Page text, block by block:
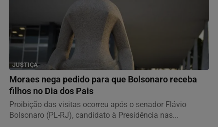
JUSTIÇA
Moraes nega pedido para que Bolsonaro receba
filhos no Dia dos Pais
Proibição das visitas ocorreu após o senador Flávio
Bolsonaro (PL-RJ), candidato à Presidência nas...